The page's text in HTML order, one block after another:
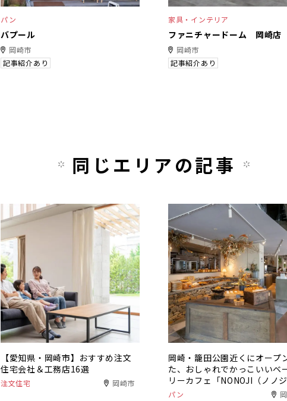
パン
バプール
岡崎市
記事紹介あり
家具・インテリア
ファニチャードーム 岡崎店
岡崎市
記事紹介あり
同じエリアの記事
【愛知県・岡崎市】おすすめ注文
住宅会社＆工務店16選
注文住宅 岡崎市
岡崎・籠田公園近くにオープ
た、おしゃれでかっこいいベ
リーカフェ「NONOJI（ノノ
パン